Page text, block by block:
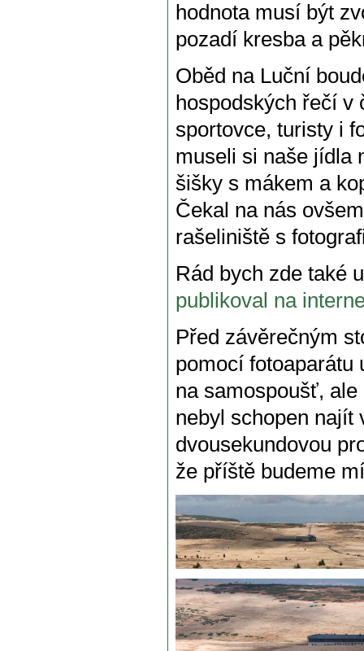
hodnota musí být
pozadí kresba a
Oběd na Luční
hospodských řečí v
sportovce, turisty i
museli si naše jídla
šišky s mákem a
Čekal na nás
rašeliniště s
Rád bych zde také
publikoval na
Před závěrečným
pomocí fotoaparátu
na samospoušť,
nebyl schopen najít
dvousekundovou
že příště budeme